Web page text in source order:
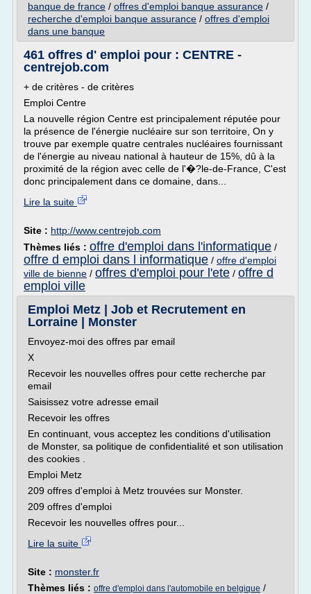
banque de france / offres d'emploi banque assurance /
recherche d'emploi banque assurance / offres d'emploi
dans une banque
461 offres d' emploi pour : CENTRE -
centrejob.com
+ de critères - de critères
Emploi Centre
La nouvelle région Centre est principalement réputée pour
la présence de l'énergie nucléaire sur son territoire, On y
trouve par exemple quatre centrales nucléaires fournissant
de l'énergie au niveau national à hauteur de 15%, dû à la
proximité de la région avec celle de l'�?le-de-France, C'est
donc principalement dans ce domaine, dans...
Lire la suite
Site : http://www.centrejob.com
Thèmes liés : offre d'emploi dans l'informatique /
offre d emploi dans l informatique / offre d'emploi
ville de bienne / offres d'emploi pour l'ete / offre d
emploi ville
Emploi Metz | Job et Recrutement en
Lorraine | Monster
Envoyez-moi des offres par email
X
Recevoir les nouvelles offres pour cette recherche par
email
Saisissez votre adresse email
Recevoir les offres
En continuant, vous acceptez les conditions d'utilisation
de Monster, sa politique de confidentialité et son utilisation
des cookies .
Emploi Metz
209 offres d'emploi à Metz trouvées sur Monster.
209 offres d'emploi
Recevoir les nouvelles offres pour...
Lire la suite
Site : monster.fr
Thèmes liés : offre d'emploi dans l'automobile en belgique /